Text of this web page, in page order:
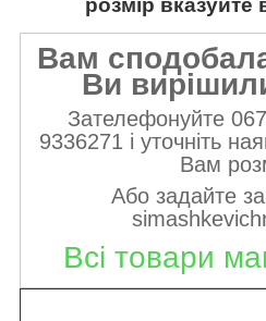
розмір вказуйте
Вам
Ви
Зателефонуйте
9336271 і уточніть
Вам
Або задайте
Всі товари